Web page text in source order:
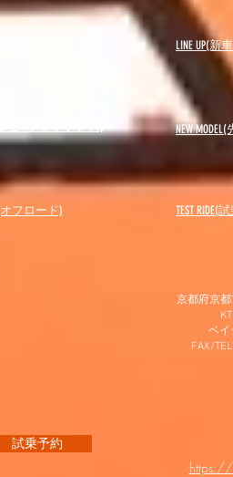
LINE UP(新
NEW MODEL(
オフロード) ​TEST RIDE(
京都府京
ベイ
FAX/
試乗予約
https://